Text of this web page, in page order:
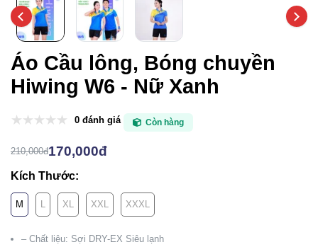
Áo Cầu lông, Bóng chuyền
Hiwing W6 - Nữ Xanh
0 đánh giá Còn hàng
210,000đ170,000đ
Kích Thước:
M L XL XXL XXXL
– Chất liệu: Sợi DRY-EX Siêu lạnh